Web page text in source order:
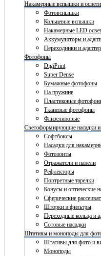
Накамерные вспышки и
Фотовспышки
Кольцевые вспышки
Накамерные LED
Аккумуляторы и
Переходники и
Фотофоны
DigiPrint
Super Dense
Бумажные фотофоны
На пружине
Пластиковые
Тканевые фотофоны
Флизелиновые
Светоформирующие насадки и
Софтбоксы
Насадки для
Фотозонты
Отражатели и панели
Рефлекторы
Портретные тарелки
Конусы и оптические
Сферические
Шторки и фильтры
Переходные кольца и
Сотовые насадки
Штативы и моноподы для
Штативы для фото и
Моноподы